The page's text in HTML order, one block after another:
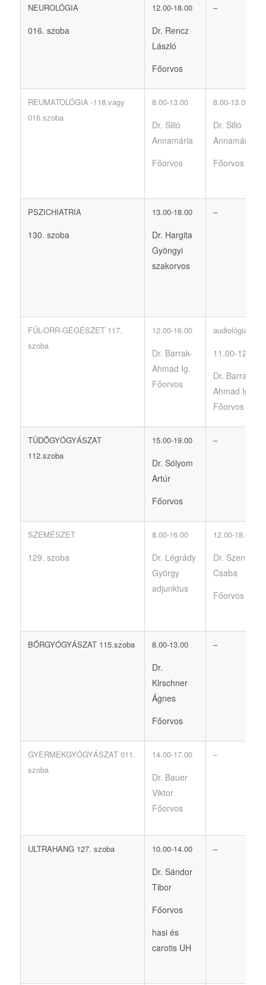
NEUROLÓGIA
016. szoba
12.00-18.00
Dr. Rencz
László
Főorvos
–
REUMATOLÓGIA -118.vagy
016.szoba
8.00-13.00
Dr. Silló
Annamária
Főorvos
8.00-13.00
Dr. Silló
Annamária
Főorvos
PSZICHIATRIA
130. szoba
13.00-18.00
Dr. Hargita
Gyöngyi
szakorvos
–
FÜL-ORR-GÉGÉSZET 117.
szoba
12.00-16.00
Dr. Barrak-
Ahmad Ig.
Főorvos
audiológia
11.00-12.00
Dr. Barrak-
Ahmad Ig.
Főorvos
TÜDŐGYÓGYÁSZAT
112.szoba
15.00-19.00
Dr. Sólyom
Artúr
Főorvos
–
SZEMÉSZET
129. szoba
8.00-16.00
Dr. Légrády
György
adjunktus
12.00-18.00
Dr. Szentes
Csaba
Főorvos
BŐRGYÓGYÁSZAT 115.szoba 8.00-13.00
Dr.
Kirschner
Ágnes
Főorvos
–
GYERMEKGYÓGYÁSZAT 011.
szoba
14.00-17.00
Dr. Bauer
Viktor
Főorvos
–
ULTRAHANG 127. szoba 10.00-14.00
Dr. Sándor
Tibor
Főorvos
hasi és
carotis UH
–